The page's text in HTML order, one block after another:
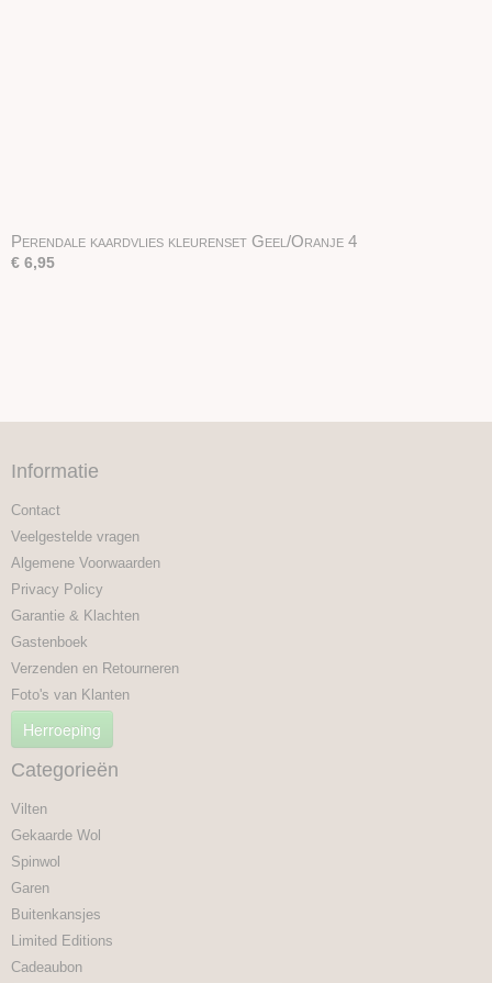
Perendale kaardvlies kleurenset Geel/Oranje 4
€ 6,95
Informatie
Contact
Veelgestelde vragen
Algemene Voorwaarden
Privacy Policy
Garantie & Klachten
Gastenboek
Verzenden en Retourneren
Foto's van Klanten
Herroeping
Categorieën
Vilten
Gekaarde Wol
Spinwol
Garen
Buitenkansjes
Limited Editions
Cadeaubon